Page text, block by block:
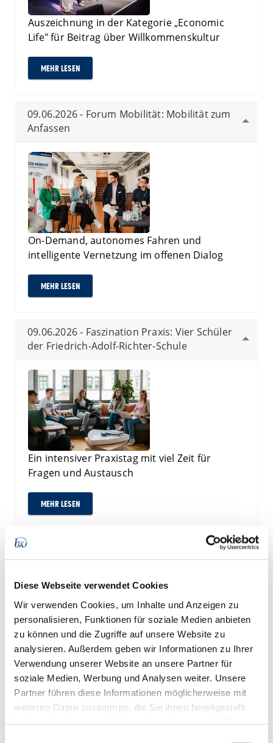
Diese Webseite verwendet Cookies
Wir verwenden Cookies, um Inhalte und Anzeigen zu
personalisieren, Funktionen für soziale Medien anbieten
zu können und die Zugriffe auf unsere Website zu
analysieren. Außerdem geben wir Informationen zu Ihrer
Verwendung unserer Website an unsere Partner für
soziale Medien, Werbung und Analysen weiter. Unsere
Partner führen diese Informationen möglicherweise mit
weiteren Daten zusammen, die Sie ihnen bereitgestellt
Auszeichnung in der Kategorie „Economic
Life" für Beitrag über Willkommenskultur
MEHR LESEN
09.06.2026 - Forum Mobilität: Mobilität zum
Anfassen
On-Demand, autonomes Fahren und
intelligente Vernetzung im offenen Dialog
MEHR LESEN
09.06.2026 - Faszination Praxis: Vier Schüler
der Friedrich-Adolf-Richter-Schule
Ein intensiver Praxistag mit viel Zeit für
Fragen und Austausch
MEHR LESEN
Demografiepreis – wir gratulieren mit Stolz
Verdiente Auszeichnung für nachhaltige
Personalstrategie und gelebte Verantwortung
MEHR LESEN